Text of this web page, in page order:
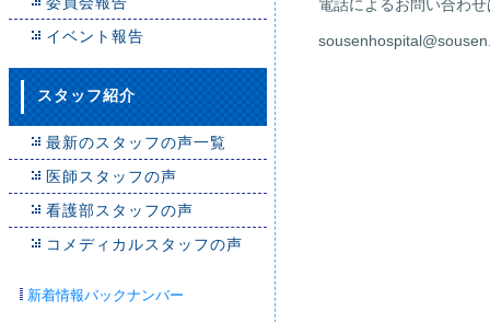
イベント報告
スタッフ紹介
最新のスタッフの声一覧
医師スタッフの声
看護部スタッフの声
コメディカルスタッフの声
新着情報バックナンバー
電話によるお問い合わせ